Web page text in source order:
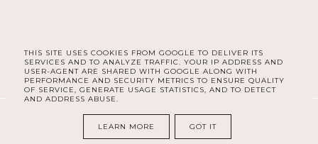
COPYRIGHT ©30PLUS BLOG
BLOG DESIGN: KAROGRAFIA.PL
THIS SITE USES COOKIES FROM GOOGLE TO DELIVER ITS
SERVICES AND TO ANALYZE TRAFFIC. YOUR IP ADDRESS AND
USER-AGENT ARE SHARED WITH GOOGLE ALONG WITH
PERFORMANCE AND SECURITY METRICS TO ENSURE QUALITY
OF SERVICE, GENERATE USAGE STATISTICS, AND TO DETECT
AND ADDRESS ABUSE.
LEARN MORE GOT IT